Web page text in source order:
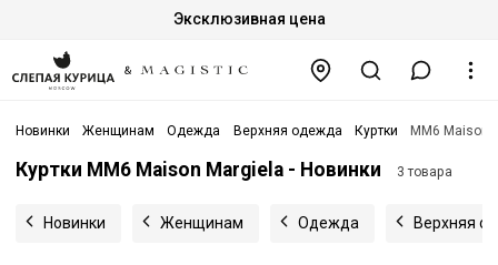
Эксклюзивная цена
Новинки Женщинам Одежда Верхняя одежда Куртки MM6 Maison
Куртки MM6 Maison Margiela - Новинки 3 товара
Новинки Женщинам Одежда Верхняя